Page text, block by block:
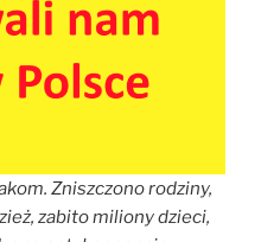
Zniszczono rodziny,
zabito miliony dzieci,